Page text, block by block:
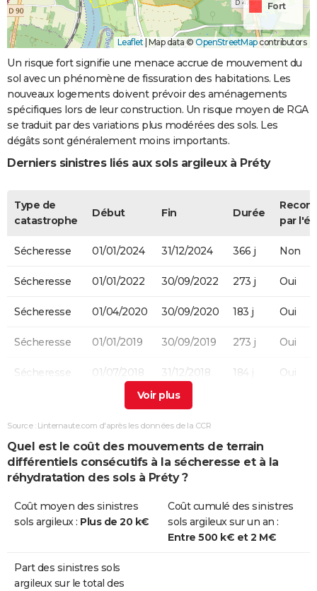
Fort
Leaflet Map data ©OpenStreetMapcontributors
Un risque fort signifie une menace accrue de mouvement du
sol avec un phénomène de fissuration des habitations. Les
nouveaux logements doivent prévoir des aménagements
spécifiques lors de leur construction. Un risque moyen de RGA
se traduit par des variations plus modérées des sols. Les
dégâts sont généralement moins importants.
Derniers sinistres liés aux sols argileux à Préty
Type de
catastrophe
Début Fin Durée
par
Sécheresse 01/01/2024 31/12/2024 366 j Non
Sécheresse 01/01/2022 30/09/2022 273 j Oui
Sécheresse 01/04/2020 30/09/2020 183 j Oui
Sécheresse 01/01/2019 30/09/2019 273 j Oui
Sécheresse 01/07/2018 31/12/2018 184 j Oui
Source : Linternaute.com d'après les données de la CCR
Quel est le coût des mouvements de terrain
différentiels consécutifs à la sécheresse et à la
réhydratation des sols à Préty ?
Coût moyen des sinistres
sols argileux : Plus de 20 k€
Coût cumulé des sinistres
sols argileux sur un an :
Entre 500 k€ et 2 M€
Part des sinistres sols
argileux sur le total des